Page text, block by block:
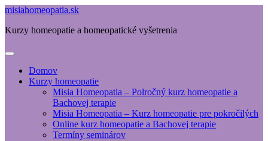
misiahomeopatia.sk
Kurzy homeopatie a homeopatické vyšetrenia
Domov
Kurzy homeopatie
Misia Homeopatia – Polročný kurz homeopatie a
Bachovej terapie
Misia Homeopatia – Kurz homeopatie pre pokročilých
Online kurz homeopatie a Bachovej terapie
Termíny seminárov